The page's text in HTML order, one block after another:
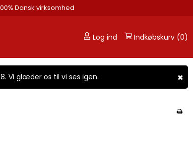
42 72 12 88
Log ind Indkøbskurv (0)
Vi glæder os til vi ses igen.